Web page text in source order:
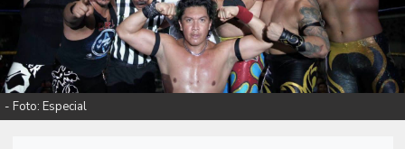
- Foto: Especial